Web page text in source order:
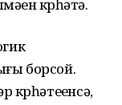
күрһәтә.
борсой.